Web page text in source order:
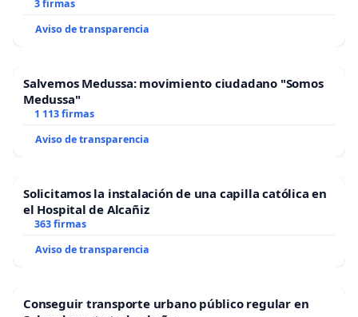
3 firmas
Aviso de transparencia
Salvemos Medussa: movimiento ciudadano "Somos
Medussa"
1 113 firmas
Aviso de transparencia
Solicitamos la instalación de una capilla católica en
el Hospital de Alcañiz
363 firmas
Aviso de transparencia
Conseguir transporte urbano público regular en